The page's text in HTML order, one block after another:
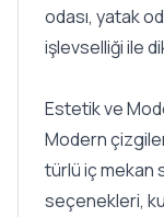
odası, yatak
işlevselliği ile
Estetik ve
Modern
türlü iç mekan
seçenekleri,